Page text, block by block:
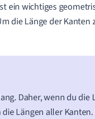
ein wichtiges
die Länge der
Daher, wenn du die
Längen aller